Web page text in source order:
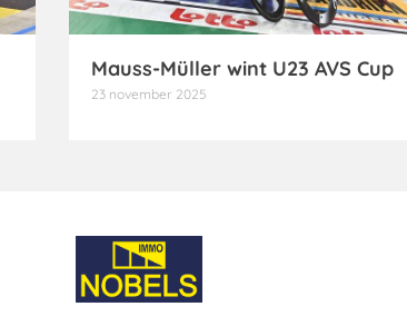
Mauss-Müller wint U23 AVS Cup
23 november 2025